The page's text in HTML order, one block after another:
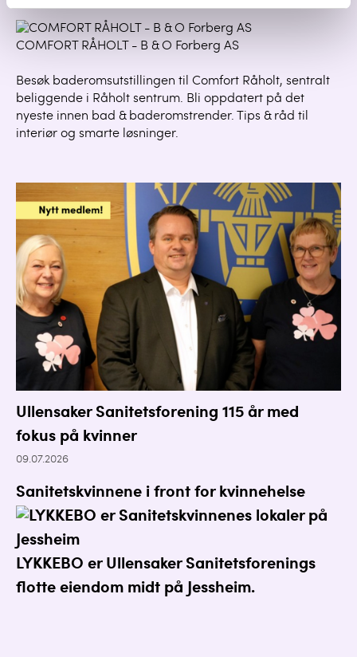
10.07.2026
COMFORT RÅHOLT - B & O Forberg AS
Besøk baderomsutstillingen til Comfort Råholt, sentralt
beliggende i Råholt sentrum. Bli oppdatert på det
nyeste innen bad & baderomstrender. Tips & råd til
interiør og smarte løsninger.
Ullensaker Sanitetsforening 115 år med
fokus på kvinner
09.07.2026
Sanitetskvinnene i front for kvinnehelse
LYKKEBO er Ullensaker Sanitetsforenings
flotte eiendom midt på Jessheim.